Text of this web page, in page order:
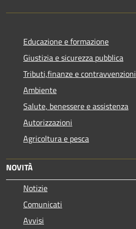
Educazione e formazione
Giustizia e sicurezza pubblica
Tributi,finanze e contravvenzioni
Ambiente
Salute, benessere e assistenza
Autorizzazioni
Agricoltura e pesca
NOVITÀ
Notizie
Comunicati
Avvisi